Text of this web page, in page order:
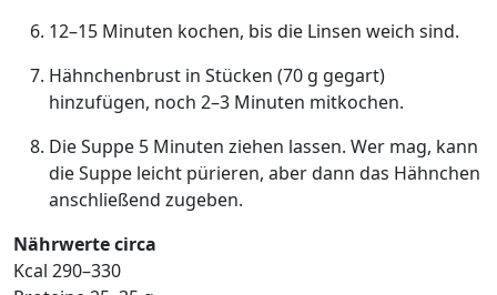
12–15 Minuten kochen, bis die Linsen weich sind.
Hähnchenbrust in Stücken (70 g gegart)
hinzufügen, noch 2–3 Minuten mitkochen.
Die Suppe 5 Minuten ziehen lassen. Wer mag, kann
die Suppe leicht pürieren, aber dann das Hähnchen
anschließend zugeben.
Nährwerte circa
Kcal 290–330